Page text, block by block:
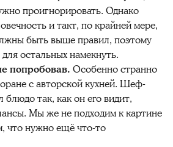
проигнорировать. Однако
и такт, по крайней мере,
быть выше правил, поэтому
остальных намекнуть.
попробовав. Особенно странно
с авторской кухней. Шеф-
блюдо так, как он его видит,
Мы же не подходим к картине
что нужно ещё что-то